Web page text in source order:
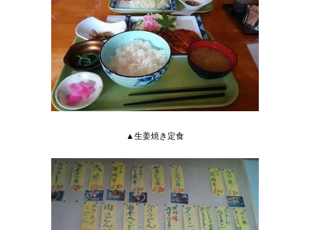
▲生姜焼き定食